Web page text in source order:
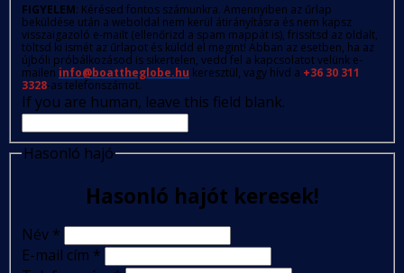
FIGYELEM: Kérésed fontos számunkra. Amennyiben az űrlap
beküldése után a weboldal nem kerül átirányításra és nem kapsz
visszaigazoló e-mailt (ellenőrizd a spam mappát is), frissítsd az oldalt,
töltsd ki ismét az űrlapot és küldd el megint! Abban az esetben, ha az
újbóli próbálkozásod is sikertelen, vedd fel a kapcsolatot velünk e-
mailen info@boattheglobe.hu keresztül, vagy hívd a +36 30 311
3328-as telefonszámot.
If you are human, leave this field blank.
Hasonló hajó
Hasonló hajót keresek!
Név *
E-mail cím *